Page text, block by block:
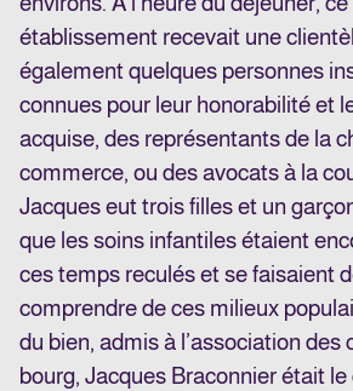
établissement recevait une
également quelques personnes
connues pour leur honorabilité et
acquise, des représentants de la
commerce, ou des avocats à la
Jacques eut trois filles et un
que les soins infantiles étaient
ces temps reculés et se faisaient
comprendre de ces milieux
du bien, admis à l’association des
bourg, Jacques Braconnier était